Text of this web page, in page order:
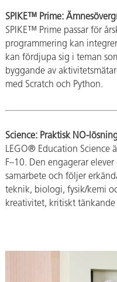
SPIKE™ Prime:
SPIKE™ Prime passar för
programmering kan
kan fördjupa sig i teman
byggande av
med Scratch och Python.
Science: Praktisk NO-
LEGO® Education Science
F–10. Den engagerar
samarbete och följer
teknik, biologi, fysik/kemi
kreativitet, kritiskt
Få hjälp med
till kursbokning
Undrar du vilken
som passar din
vägledning,